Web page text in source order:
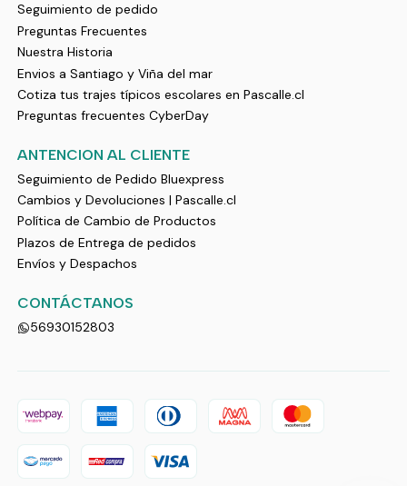
Seguimiento de pedido
Preguntas Frecuentes
Nuestra Historia
Envios a Santiago y Viña del mar
Cotiza tus trajes típicos escolares en Pascalle.cl
Preguntas frecuentes CyberDay
ANTENCION AL CLIENTE
Seguimiento de Pedido Bluexpress
Cambios y Devoluciones | Pascalle.cl
Política de Cambio de Productos
Plazos de Entrega de pedidos
Envíos y Despachos
CONTÁCTANOS
56930152803